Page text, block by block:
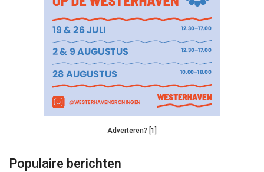
Adverteren? [1]
Populaire berichten